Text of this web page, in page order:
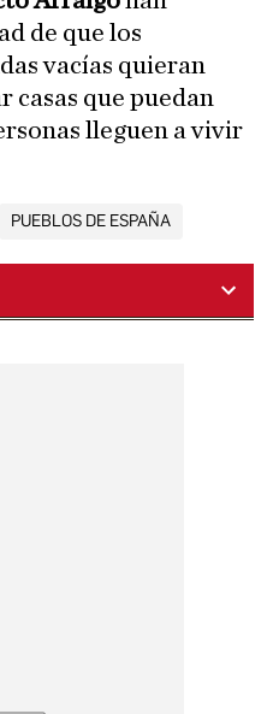
de que los
vacías quieran
que puedan
lleguen a vivir
PUEBLOS DE ESPAÑA